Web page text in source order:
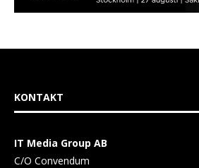
KONTAKT
IT Media Group AB
C/O Convendum